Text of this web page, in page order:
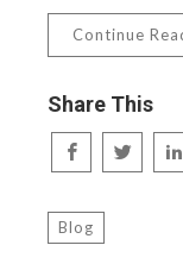
Continue
Share This
Blog